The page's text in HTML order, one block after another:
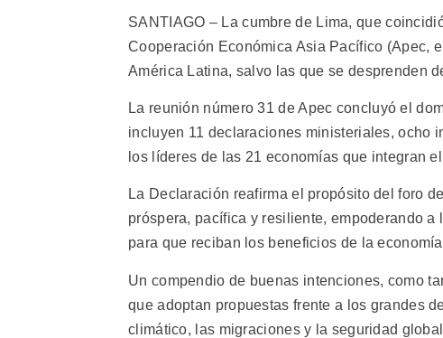
SANTIAGO – La cumbre de Lima, que
Cooperación Económica Asia Pacífico (Apec,
América Latina, salvo las que se desprenden
La reunión número 31 de Apec concluyó el
incluyen 11 declaraciones ministeriales, ocho
los líderes de las 21 economías que integran
La Declaración reafirma el propósito del foro
próspera, pacífica y resiliente, empoderando
para que reciban los beneficios de la economía
Un compendio de buenas intenciones, como
que adoptan propuestas frente a los grandes
climático, las migraciones y la seguridad